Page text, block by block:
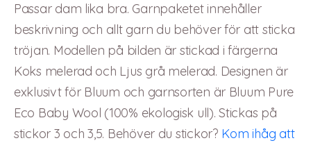
Passar dam lika bra. Garnpaketet innehåller
beskrivning och allt garn du behöver för att sticka
tröjan. Modellen på bilden är stickad i färgerna
Koks melerad och Ljus grå melerad. Designen är
exklusivt för Bluum och garnsorten är Bluum Pure
Eco Baby Wool (100% ekologisk ull). Stickas på
stickor 3 och 3,5. Behöver du stickor? Kom ihåg att